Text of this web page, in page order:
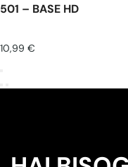
501 – BASE HD
10,99 €